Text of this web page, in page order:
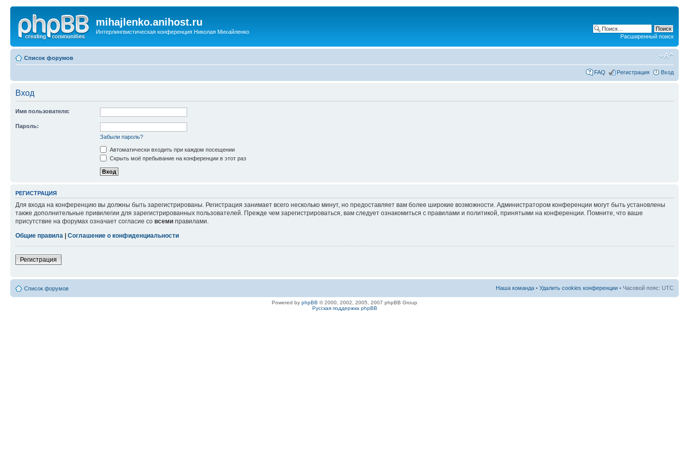
mihajlenko.anihost.ru
Интерлингвистическая конференция Николая Михайленко
Расширенный поиск
Список форумов
FAQ Регистрация Вход
Вход
Имя пользователя:
Пароль:
Забыли пароль?
Автоматически входить при каждом посещении
Скрыть моё пребывание на конференции в этот раз
РЕГИСТРАЦИЯ
Для входа на конференцию вы должны быть зарегистрированы. Регистрация занимает всего несколько минут, но предоставляет вам более широкие возможности. Администратором конференции могут быть установлены
также дополнительные привилегии для зарегистрированных пользователей. Прежде чем зарегистрироваться, вам следует ознакомиться с правилами и политикой, принятыми на конференции. Помните, что ваше
присутствие на форумах означает согласие со всеми правилами.
Общие правила
Соглашение о конфиденциальности
Регистрация
Список форумов Наша команда • Удалить cookies конференции • Часовой пояс: UTC
Powered by phpBB © 2000, 2002, 2005, 2007 phpBB Group
Русская поддержка phpBB